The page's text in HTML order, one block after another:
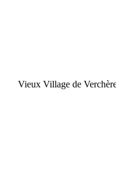
Vieux Village de